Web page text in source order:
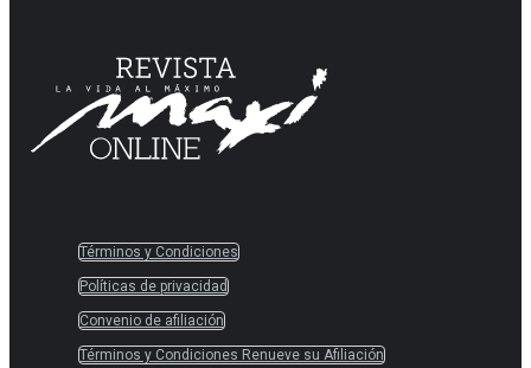
Términos y Condiciones
Políticas de privacidad
Convenio de afiliación
Términos y Condiciones Renueve su Afiliación